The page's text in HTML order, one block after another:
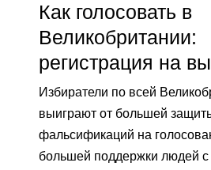
Как голосовать в
Великобритании:
регистрация на
Избиратели по всей
выиграют от большей
фальсификаций на
большей поддержки людей